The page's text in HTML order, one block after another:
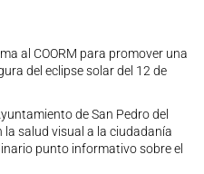
al COORM para promover una
del eclipse solar del 12 de
de San Pedro del
la salud visual a la ciudadanía
punto informativo sobre el